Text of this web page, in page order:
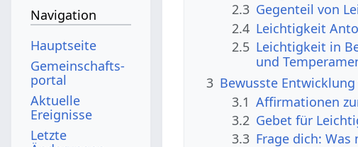
2.3 Gegenteil von
2.4 Leichtigkeit
2.5 Leichtigkeit in
und
3 Bewusste
3.1 Affirmationen
3.2 Gebet für
3.3 Frage dich:
Navigation
Hauptseite
Gemeinschafts­
portal
Aktuelle
Ereignisse
Letzte